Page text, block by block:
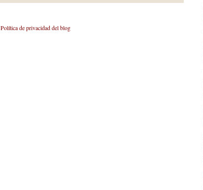
Política de privacidad del blog